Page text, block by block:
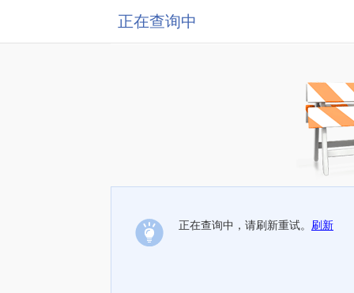
正在查询中
正在查询中，请刷新重试。 刷新